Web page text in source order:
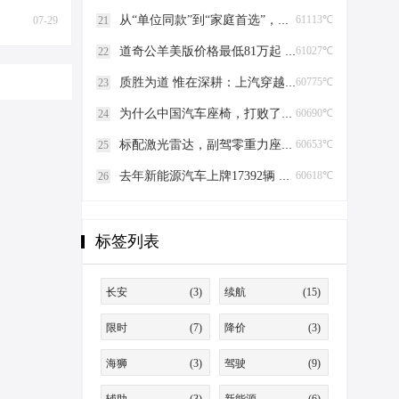
07-29 61113℃
21 从“单位同款”到“家庭首选”，比亚迪为何成为大院新宠？
61027℃
22 道奇公羊美版价格最低81万起 直降53万
60775℃
23 质胜为道 惟在深耕：上汽穿越车市红海的破局与坚守
60690℃
24 为什么中国汽车座椅，打败了欧美发动机？
60653℃
25 标配激光雷达，副驾零重力座椅，埃安N60预售11.58万起！
60618℃
26 去年新能源汽车上牌17392辆 全市保有量超5.3万辆
标签列表
长安 (3) 续航 (15)
限时 (7) 降价 (3)
海狮 (3) 驾驶 (9)